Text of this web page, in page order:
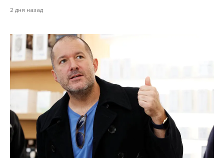
2 дня назад